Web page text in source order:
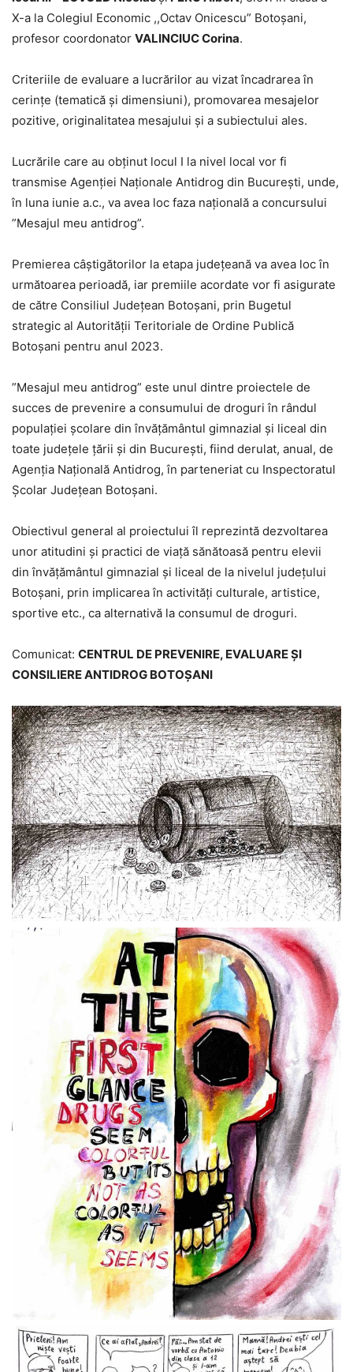
X-a la Colegiul Economic ,,Octav Onicescu” Botoșani,
profesor coordonator VALINCIUC Corina.
Criteriile de evaluare a lucrărilor au vizat încadrarea în
cerințe (tematică și dimensiuni), promovarea mesajelor
pozitive, originalitatea mesajului și a subiectului ales.
Lucrările care au obținut locul I la nivel local vor fi
transmise Agenției Naționale Antidrog din București, unde,
în luna iunie a.c., va avea loc faza națională a concursului
”Mesajul meu antidrog”.
Premierea câștigătorilor la etapa județeană va avea loc în
următoarea perioadă, iar premiile acordate vor fi asigurate
de către Consiliul Județean Botoșani, prin Bugetul
strategic al Autorității Teritoriale de Ordine Publică
Botoșani pentru anul 2023.
”Mesajul meu antidrog” este unul dintre proiectele de
succes de prevenire a consumului de droguri în rândul
populației școlare din învățământul gimnazial și liceal din
toate județele țării și din București, fiind derulat, anual, de
Agenția Națională Antidrog, în parteneriat cu Inspectoratul
Școlar Județean Botoșani.
Obiectivul general al proiectului îl reprezintă dezvoltarea
unor atitudini și practici de viață sănătoasă pentru elevii
din învățământul gimnazial și liceal de la nivelul județului
Botoșani, prin implicarea în activități culturale, artistice,
sportive etc., ca alternativă la consumul de droguri.
Comunicat: CENTRUL DE PREVENIRE, EVALUARE ŞI
CONSILIERE ANTIDROG BOTOȘANI